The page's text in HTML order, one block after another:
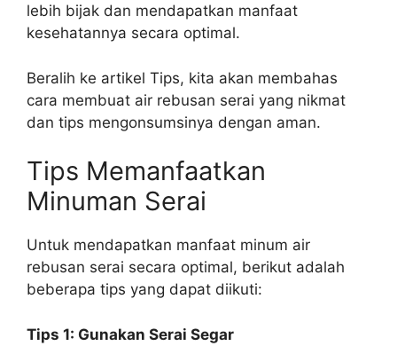
lebih bijak dan mendapatkan manfaat
kesehatannya secara optimal.
Beralih ke artikel Tips, kita akan membahas
cara membuat air rebusan serai yang nikmat
dan tips mengonsumsinya dengan aman.
Tips Memanfaatkan
Minuman Serai
Untuk mendapatkan manfaat minum air
rebusan serai secara optimal, berikut adalah
beberapa tips yang dapat diikuti:
Tips 1: Gunakan Serai Segar